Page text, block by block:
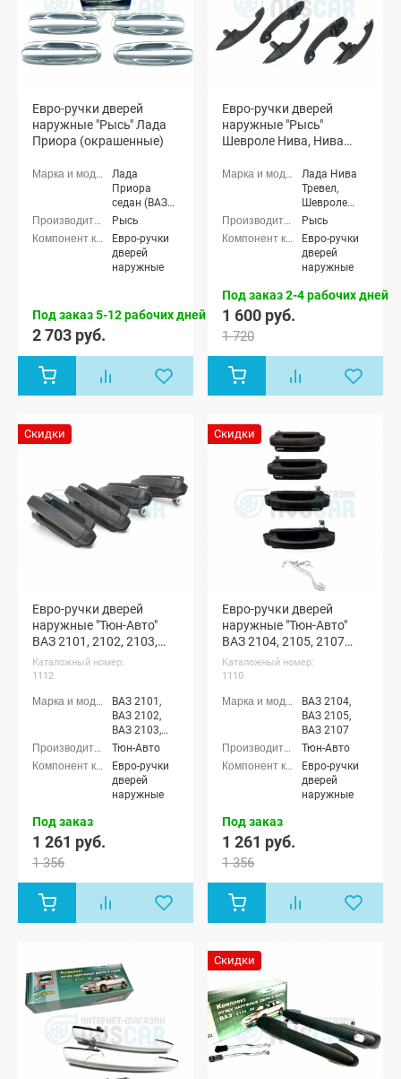
Евро-ручки дверей
наружные "Рысь" Лада
Приора (окрашенные)
Лада
Приора
седан (ВАЗ
2170), Лада
Приора
универсал
(ВАЗ 2171),
Лада
2172), Лада
Приора-2
Рысь
Евро-ручки
дверей
наружные
Под заказ 5-12 рабочих дней
2 703 руб.
Евро-ручки дверей
наружные "Рысь"
Шевроле Нива, Нива
Лада Нива
Тревел,
Шевроле
Нива (ВАЗ
2123)
Рысь
Евро-ручки
дверей
наружные
Под заказ 2-4 рабочих дней
1 600 руб.
1 720
Скидки
Евро-ручки дверей
наружные "Тюн-Авто"
ВАЗ 2101, 2102, 2103,
2106 (неокрашенные)
Каталожный номер:
1112
ВАЗ 2101,
ВАЗ 2102,
ВАЗ 2103,
ВАЗ 2106
Тюн-Авто
Евро-ручки
дверей
наружные
Под заказ
1 261 руб.
1 356
Скидки
Евро-ручки дверей
наружные "Тюн-Авто"
ВАЗ 2104, 2105, 2107
(неокрашенные)
Каталожный номер:
1110
ВАЗ 2104,
ВАЗ 2105,
ВАЗ 2107
Тюн-Авто
Евро-ручки
дверей
наружные
Под заказ
1 261 руб.
1 356
Скидки